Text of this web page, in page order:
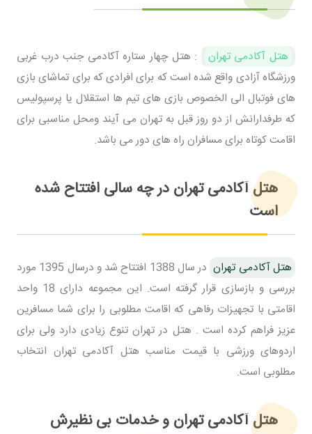
هتل آکادمی تهران
: هتل چهار ستاره آکادمی جنب درب غربی
ورزشگاه آزادی واقع شده است که برای افرادی که برای تماشای بازی
های فوتبال الی الخصوص بازی های تیم ها استقلال یا پرسپولیس
که طرفدارانش از دو روز قبل به تهران می آیند ومحل مناسبی برای
اقامت کوتاه برای مسافران راه های دور می باشد.
هتل آکادمی تهران در چه سالی افتتاح شده
است
هتل آکادمی تهران
در سال 1388 افتتاح شد و درسال 1395 مورد
بررسی و بازسازی قرار گرفته است. این مجموعه دارای 18 واحد
اقامتی با تجهیزات رفاهی که اقامت مطلوبی را برای شما مسافرین
عزیز فراهم کرده است . هتل در تهران تنوع زیادی دارد ولی برای
اردوهای ورزشی با قیمت مناسب هتل آکادمی تهران انتخاب
مطلوبی است.
هتل آکادمی تهران و خدمات بی نظیرش